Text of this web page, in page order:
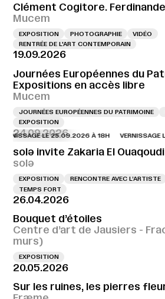
Clément Cogitore.
Mucem
EXPOSITION PHOTOGRAPHIE
VIDÉO
RENTRÉE DE L'ART CONTEMPORAIN
19.09.2026
Journées Européennes du
Expositions en accès libre
Mucem
JOURNÉES EUROPÉENNES DU PATRIMOINE
EXPOSITION
24.09.2026
LE 25.09.2026 À 18H VERNISSAGE LE
solə invite Zakaria El Ouaqoudi
solə
EXPOSITION RENCONTRE AVEC L’ARTISTE
TEMPS FORT
26.04.2026
Bouquet d’étoiles
Centre d’art de Jausiers -
murs)
EXPOSITION
20.05.2026
Sur les ruines, les pierres